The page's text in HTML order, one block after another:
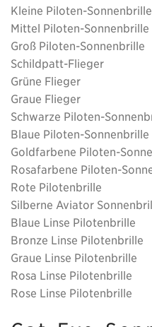
Kleine Piloten-Sonnenbrille
Mittel Piloten-Sonnenbrille
Groß Piloten-Sonnenbrille
Schildpatt-Flieger
Grüne Flieger
Graue Flieger
Schwarze Piloten-
Blaue Piloten-Sonnenbrille
Goldfarbene Piloten-
Rosafarbene Piloten-
Rote Pilotenbrille
Silberne Aviator
Blaue Linse Pilotenbrille
Bronze Linse Pilotenbrille
Graue Linse Pilotenbrille
Rosa Linse Pilotenbrille
Rose Linse Pilotenbrille